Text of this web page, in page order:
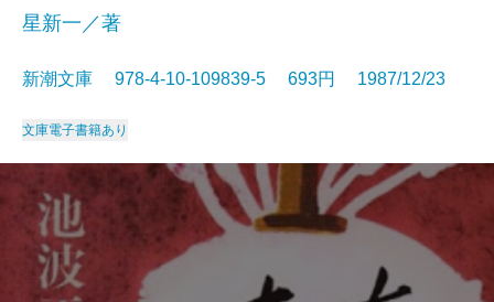
星新一／著
新潮文庫 978-4-10-109839-5 693円 1987/12/23
文庫電子書籍あり